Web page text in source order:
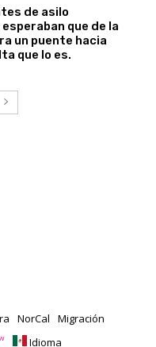
de asilo
que de la
un puente hacia
que lo es.
NorCal
Migración
Idioma